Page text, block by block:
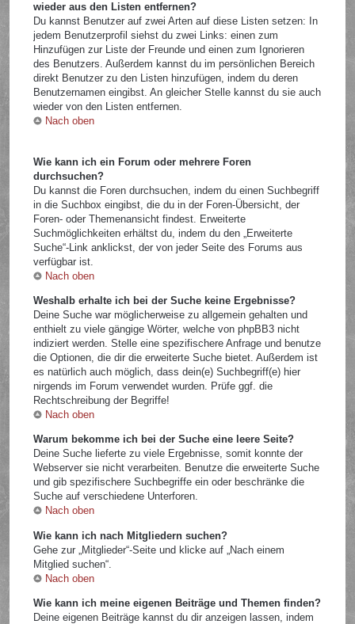
wieder aus den Listen entfernen?
Du kannst Benutzer auf zwei Arten auf diese Listen setzen: In
jedem Benutzerprofil siehst du zwei Links: einen zum
Hinzufügen zur Liste der Freunde und einen zum Ignorieren
des Benutzers. Außerdem kannst du im persönlichen Bereich
direkt Benutzer zu den Listen hinzufügen, indem du deren
Benutzernamen eingibst. An gleicher Stelle kannst du sie auch
wieder von den Listen entfernen.
Nach oben
Wie kann ich ein Forum oder mehrere Foren
durchsuchen?
Du kannst die Foren durchsuchen, indem du einen Suchbegriff
in die Suchbox eingibst, die du in der Foren-Übersicht, der
Foren- oder Themenansicht findest. Erweiterte
Suchmöglichkeiten erhältst du, indem du den „Erweiterte
Suche“-Link anklickst, der von jeder Seite des Forums aus
verfügbar ist.
Nach oben
Weshalb erhalte ich bei der Suche keine Ergebnisse?
Deine Suche war möglicherweise zu allgemein gehalten und
enthielt zu viele gängige Wörter, welche von phpBB3 nicht
indiziert werden. Stelle eine spezifischere Anfrage und benutze
die Optionen, die dir die erweiterte Suche bietet. Außerdem ist
es natürlich auch möglich, dass dein(e) Suchbegriff(e) hier
nirgends im Forum verwendet wurden. Prüfe ggf. die
Rechtschreibung der Begriffe!
Nach oben
Warum bekomme ich bei der Suche eine leere Seite?
Deine Suche lieferte zu viele Ergebnisse, somit konnte der
Webserver sie nicht verarbeiten. Benutze die erweiterte Suche
und gib spezifischere Suchbegriffe ein oder beschränke die
Suche auf verschiedene Unterforen.
Nach oben
Wie kann ich nach Mitgliedern suchen?
Gehe zur „Mitglieder“-Seite und klicke auf „Nach einem
Mitglied suchen“.
Nach oben
Wie kann ich meine eigenen Beiträge und Themen finden?
Deine eigenen Beiträge kannst du dir anzeigen lassen, indem